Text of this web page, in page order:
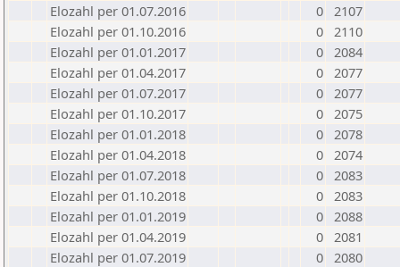
Elozahl per 01.07.2016
0 2107
Elozahl per 01.10.2016
0 2110
Elozahl per 01.01.2017
0 2084
Elozahl per 01.04.2017
0 2077
Elozahl per 01.07.2017
0 2077
Elozahl per 01.10.2017
0 2075
Elozahl per 01.01.2018
0 2078
Elozahl per 01.04.2018
0 2074
Elozahl per 01.07.2018
0 2083
Elozahl per 01.10.2018
0 2083
Elozahl per 01.01.2019
0 2088
Elozahl per 01.04.2019
0 2081
Elozahl per 01.07.2019
0 2080